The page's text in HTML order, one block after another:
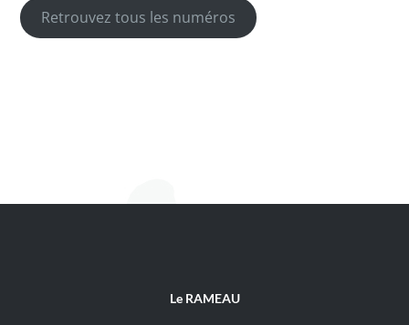
Retrouvez tous les numéros
Le RAMEAU